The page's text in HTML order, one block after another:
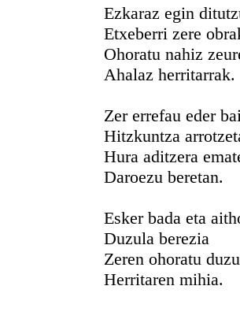
Ezkaraz egin
Etxeberri zere
Ohoratu nahiz
Ahalaz herritarrak.
Zer errefau eder
Hitzkuntza
Hura aditzera
Daroezu beretan.
Esker bada eta
Duzula berezia
Zeren ohoratu
Herritaren mihia.